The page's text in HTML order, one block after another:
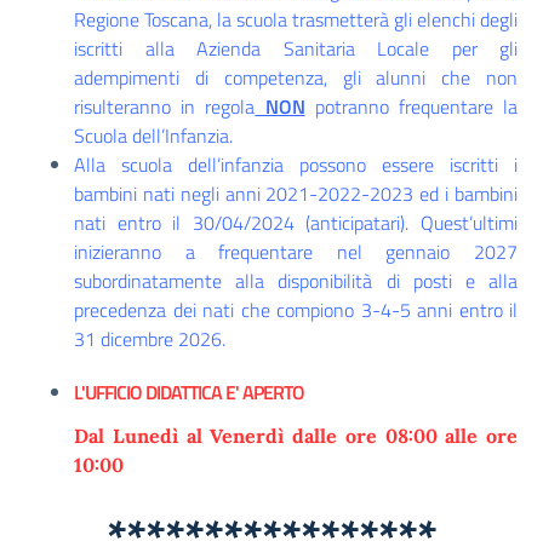
Regione Toscana, la scuola trasmetterà gli elenchi degli
iscritti alla Azienda Sanitaria Locale per gli
adempimenti di competenza, gli alunni che non
risulteranno in regola NON potranno frequentare la
Scuola dell’Infanzia.
Alla scuola dell’infanzia possono essere iscritti i
bambini nati negli anni 2021-2022-2023 ed i bambini
nati entro il 30/04/2024 (anticipatari). Quest’ultimi
inizieranno a frequentare nel gennaio 2027
subordinatamente alla disponibilità di posti e alla
precedenza dei nati che compiono 3-4-5 anni entro il
31 dicembre 2026.
L'UFFICIO DIDATTICA E' APERTO
Dal Lunedì al Venerdì dalle ore 08:00 alle ore
10:00